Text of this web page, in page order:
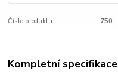
Číslo produktu: 750
Kompletní specifikace